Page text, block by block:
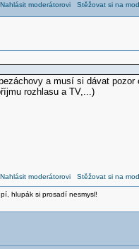
Nahlásit moderátorovi Stěžovat si na
a musí si dávat pozor
rozhlasu a TV,...)
Nahlásit moderátorovi Stěžovat si na
hlupák si prosadí nesmysl!